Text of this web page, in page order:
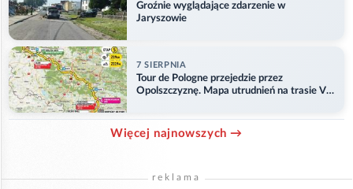
Groźnie wyglądające zdarzenie w
Jaryszowie
7 SIERPNIA
Tour de Pologne przejedzie przez
Opolszczyznę. Mapa utrudnień na trasie V
Więcej najnowszych →
reklama